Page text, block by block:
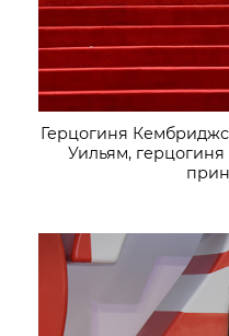
Герцогиня
Уильям,